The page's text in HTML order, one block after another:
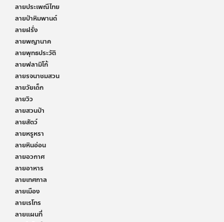
ลายประเพณีไทย
ลายป่าหิมพานต์
ลายฝรั่ง
ลายพญานาค
ลายพุทธประวัติ
ลายฟลามิโก้
ลายรจนาชมสวน
ลายวัยเด็ก
ลายวิว
ลายสวนป่า
ลายสัตว์
ลายหรูหรา
ลายหินอ่อน
ลายอวกาศ
ลายอาหาร
ลายเทศกาล
ลายเมือง
ลายเรโทร
ลายแผนที่